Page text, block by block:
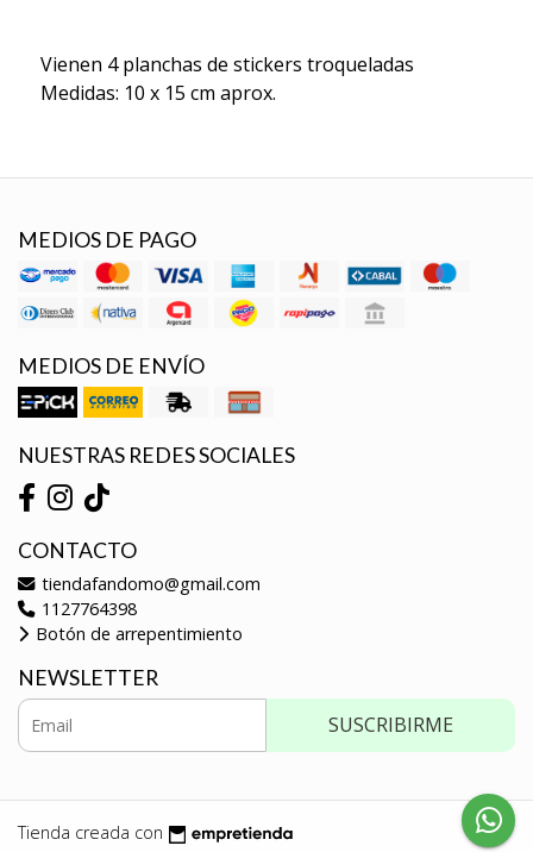
Vienen 4 planchas de stickers troqueladas
Medidas: 10 x 15 cm aprox.
MEDIOS DE PAGO
MEDIOS DE ENVÍO
NUESTRAS REDES SOCIALES
CONTACTO
tiendafandomo@gmail.com
1127764398
Botón de arrepentimiento
NEWSLETTER
SUSCRIBIRME
Tienda creada con